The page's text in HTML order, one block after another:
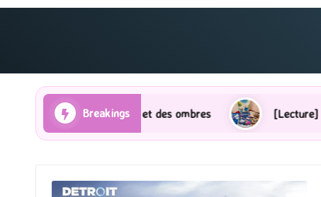
Breakings
et des ombres [Lecture] Gardiens des cités